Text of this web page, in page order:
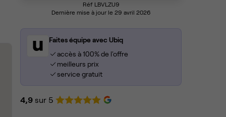
Réf LBVLZU9
Dernière mise à jour le 29 avril 2026
Faites équipe avec Ubiq
accès à 100% de l'offre
meilleurs prix
service gratuit
4,9 sur 5